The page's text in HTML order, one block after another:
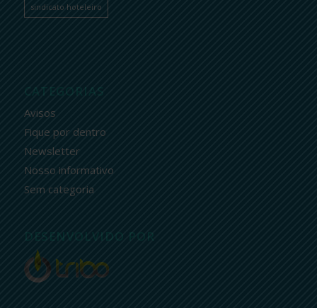
sindicato hoteleiro
CATEGORIAS
Avisos
Fique por dentro
Newsletter
Nosso informativo
Sem categoria
DESENVOLVIDO POR